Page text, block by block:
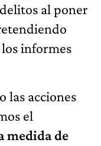
al poner
informes
las acciones
el
medida de